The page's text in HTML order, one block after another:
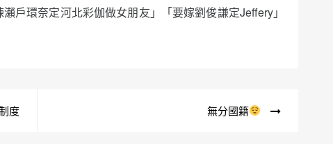
戶環奈定河北彩伽做女朋友」「要嫁劉俊謙定Jeffery」
度 無分國籍